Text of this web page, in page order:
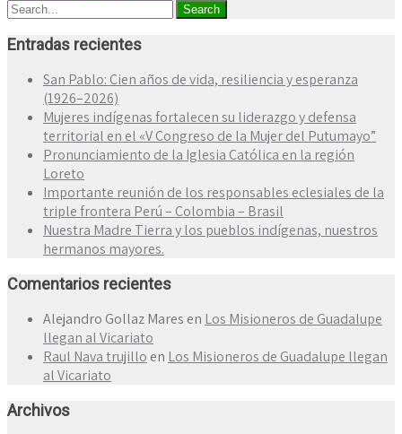
Entradas recientes
San Pablo: Cien años de vida, resiliencia y esperanza
(1926–2026)
Mujeres indígenas fortalecen su liderazgo y defensa
territorial en el «V Congreso de la Mujer del Putumayo”
Pronunciamiento de la Iglesia Católica en la región
Loreto
Importante reunión de los responsables eclesiales de la
triple frontera Perú – Colombia – Brasil
Nuestra Madre Tierra y los pueblos indígenas, nuestros
hermanos mayores.
Comentarios recientes
Alejandro Gollaz Mares en Los Misioneros de Guadalupe
llegan al Vicariato
Raul Nava trujillo en Los Misioneros de Guadalupe llegan
al Vicariato
Archivos